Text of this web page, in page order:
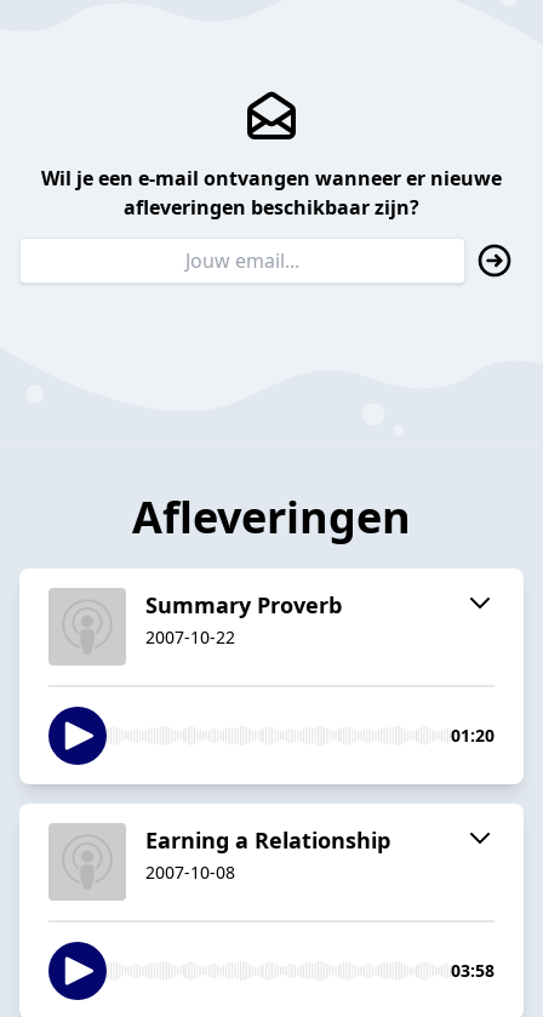
Wil je een e-mail ontvangen wanneer er nieuwe
afleveringen beschikbaar zijn?
Afleveringen
Summary Proverb
2007-10-22
01:20
Earning a Relationship
2007-10-08
03:58